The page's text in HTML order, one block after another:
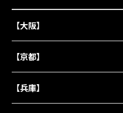
【大阪】
【京都】
【兵庫】